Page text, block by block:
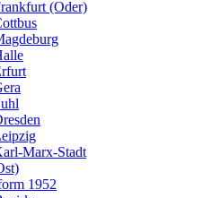
(Oder)
Marx-Stadt
1952